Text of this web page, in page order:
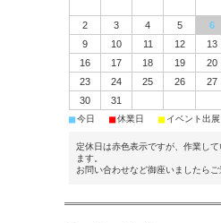
2
3 4 5 6
9
10 11 12 13
16
17 18 19 20
23
24 25 26 27
30
31
■今日 ■休業日 ■ イベント出展
定休日は赤色表示ですが、作業し
ます。
お問い合わせなど御座いましたらご